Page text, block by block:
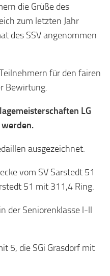
die Grüße des
zum letzten Jahr
des SSV angenommen
für den fairen
Bewirtung.
LG
werden.
ausgezeichnet.
vom SV Sarstedt 51
51 mit 311,4 Ring.
der Seniorenklasse l-ll
5, die SGi Grasdorf mit